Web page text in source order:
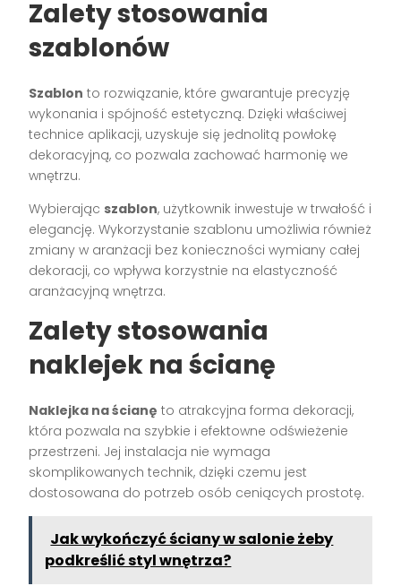
Zalety stosowania
szablonów
Szablon to rozwiązanie, które gwarantuje precyzję
wykonania i spójność estetyczną. Dzięki właściwej
technice aplikacji, uzyskuje się jednolitą powłokę
dekoracyjną, co pozwala zachować harmonię we
wnętrzu.
Wybierając szablon, użytkownik inwestuje w trwałość i
elegancję. Wykorzystanie szablonu umożliwia również
zmiany w aranżacji bez konieczności wymiany całej
dekoracji, co wpływa korzystnie na elastyczność
aranżacyjną wnętrza.
Zalety stosowania
naklejek na ścianę
Naklejka na ścianę to atrakcyjna forma dekoracji,
która pozwala na szybkie i efektowne odświeżenie
przestrzeni. Jej instalacja nie wymaga
skomplikowanych technik, dzięki czemu jest
dostosowana do potrzeb osób ceniących prostotę.
Jak wykończyć ściany w salonie żeby
podkreślić styl wnętrza?